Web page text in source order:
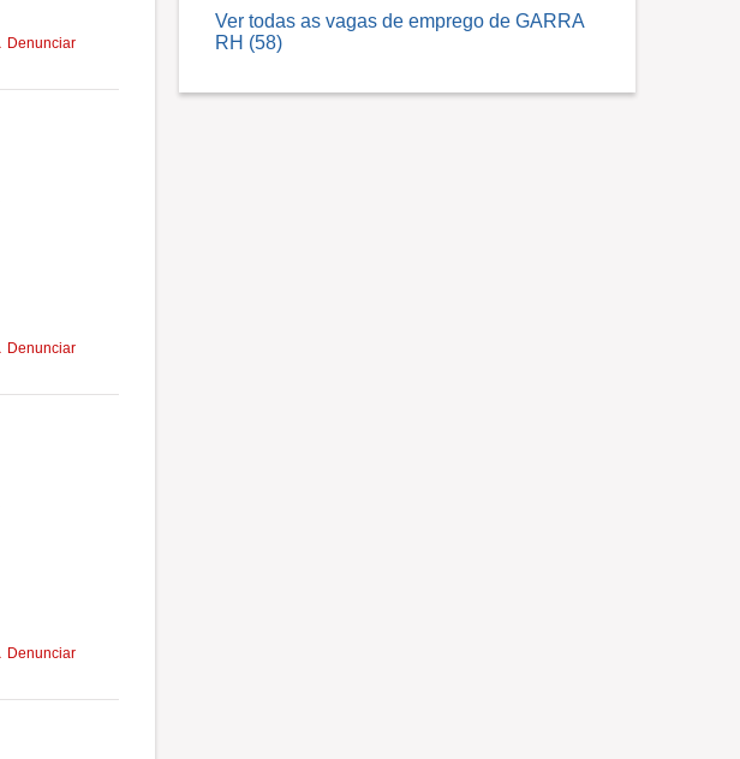
Denunciar
Denunciar
Denunciar
Ver todas as vagas de emprego de GARRA
RH (58)